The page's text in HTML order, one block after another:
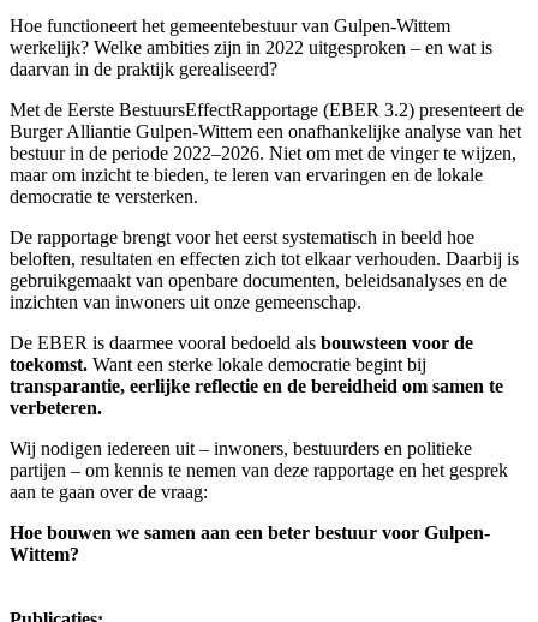
Hoe functioneert het gemeentebestuur van Gulpen-Wittem
werkelijk? Welke ambities zijn in 2022 uitgesproken – en wat is
daarvan in de praktijk gerealiseerd?
Met de Eerste BestuursEffectRapportage (EBER 3.2) presenteert de
Burger Alliantie Gulpen-Wittem een onafhankelijke analyse van het
bestuur in de periode 2022–2026. Niet om met de vinger te wijzen,
maar om inzicht te bieden, te leren van ervaringen en de lokale
democratie te versterken.
De rapportage brengt voor het eerst systematisch in beeld hoe
beloften, resultaten en effecten zich tot elkaar verhouden. Daarbij is
gebruikgemaakt van openbare documenten, beleidsanalyses en de
inzichten van inwoners uit onze gemeenschap.
De EBER is daarmee vooral bedoeld als bouwsteen voor de
toekomst. Want een sterke lokale democratie begint bij
transparantie, eerlijke reflectie en de bereidheid om samen te
verbeteren.
Wij nodigen iedereen uit – inwoners, bestuurders en politieke
partijen – om kennis te nemen van deze rapportage en het gesprek
aan te gaan over de vraag:
Hoe bouwen we samen aan een beter bestuur voor Gulpen-
Wittem?